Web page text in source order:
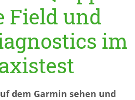
Field und
im
dem Garmin sehen und